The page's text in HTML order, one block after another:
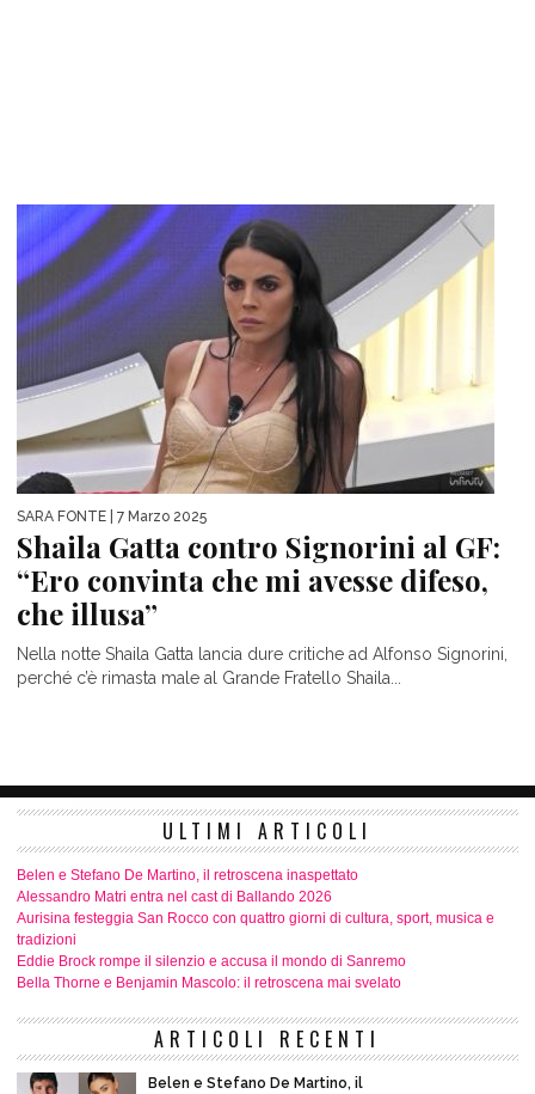
SARA FONTE | 7 Marzo 2025
Shaila Gatta contro Signorini al GF:
“Ero convinta che mi avesse difeso,
che illusa”
Nella notte Shaila Gatta lancia dure critiche ad Alfonso Signorini,
perché c’è rimasta male al Grande Fratello Shaila...
ULTIMI ARTICOLI
Belen e Stefano De Martino, il retroscena inaspettato
Alessandro Matri entra nel cast di Ballando 2026
Aurisina festeggia San Rocco con quattro giorni di cultura, sport, musica e
tradizioni
Eddie Brock rompe il silenzio e accusa il mondo di Sanremo
Bella Thorne e Benjamin Mascolo: il retroscena mai svelato
ARTICOLI RECENTI
Belen e Stefano De Martino, il